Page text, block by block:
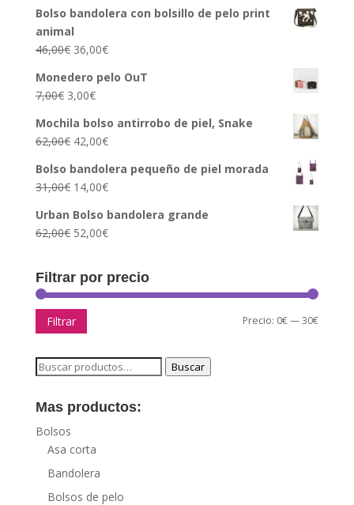
Bolso bandolera con bolsillo de pelo print
animal
46,00€ 36,00€
Monedero pelo OuT
7,00€ 3,00€
Mochila bolso antirrobo de piel, Snake
62,00€ 42,00€
Bolso bandolera pequeño de piel morada
31,00€ 14,00€
Urban Bolso bandolera grande
62,00€ 52,00€
Filtrar por precio
Precio
Precio
Filtrar Precio: 0€—30€
Buscar
Buscar
Mas productos:
Bolsos
Asa corta
Bandolera
Bolsos de pelo